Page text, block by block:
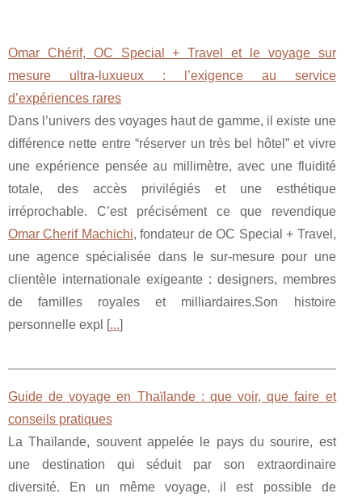
Omar Chérif, OC Special + Travel et le voyage sur
mesure ultra-luxueux : l’exigence au service
d’expériences rares
Dans l’univers des voyages haut de gamme, il existe une
différence nette entre “réserver un très bel hôtel” et vivre
une expérience pensée au millimètre, avec une fluidité
totale, des accès privilégiés et une esthétique
irréprochable. C’est précisément ce que revendique
Omar Cherif Machichi, fondateur de OC Special + Travel,
une agence spécialisée dans le sur-mesure pour une
clientèle internationale exigeante : designers, membres
de familles royales et milliardaires.Son histoire
personnelle expl [...]
Guide de voyage en Thaïlande : que voir, que faire et
conseils pratiques
La Thaïlande, souvent appelée le pays du sourire, est
une destination qui séduit par son extraordinaire
diversité. En un même voyage, il est possible de